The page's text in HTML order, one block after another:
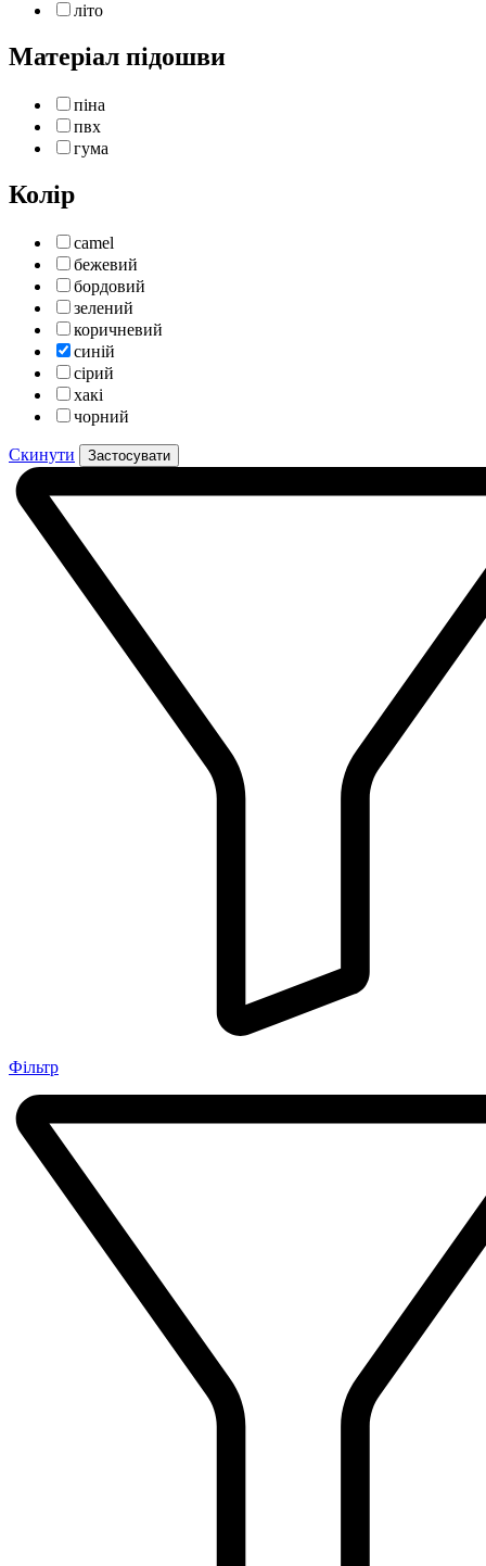
літо
Матеріал підошви
піна
пвх
гума
Колір
camel
бежевий
бордовий
зелений
коричневий
синій
сірий
хакі
чорний
Скинути Застосувати
Фільтр